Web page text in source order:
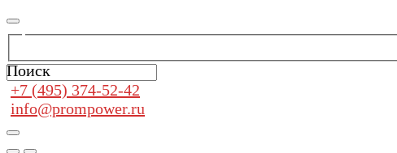
Поиск
+7 (495) 374-52-42
info@prompower.ru